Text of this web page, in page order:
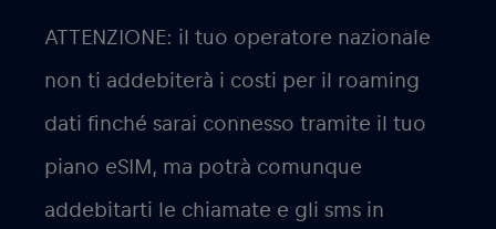
ATTENZIONE: il tuo operatore nazionale
non ti addebiterà i costi per il roaming
dati finché sarai connesso tramite il tuo
piano eSIM, ma potrà comunque
addebitarti le chiamate e gli sms in